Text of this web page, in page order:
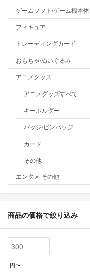
ゲームソフト/ゲーム機本体
フィギュア
トレーディングカード
おもちゃ/ぬいぐるみ
アニメグッズ
アニメグッズすべて
キーホルダー
バッジ/ピンバッジ
カード
その他
エンタメ その他
商品の価格で絞り込み
円〜